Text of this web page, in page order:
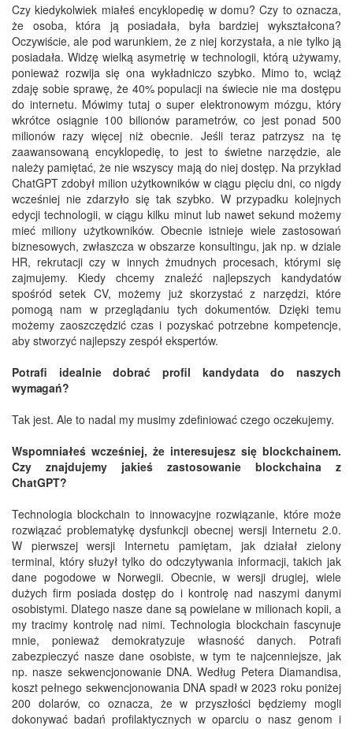
Czy kiedykolwiek miałeś encyklopedię w domu? Czy to oznacza,
że osoba, która ją posiadała, była bardziej wykształcona?
Oczywiście, ale pod warunkiem, że z niej korzystała, a nie tylko ją
posiadała. Widzę wielką asymetrię w technologii, którą używamy,
ponieważ rozwija się ona wykładniczo szybko. Mimo to, wciąż
zdaję sobie sprawę, że 40% populacji na świecie nie ma dostępu
do internetu. Mówimy tutaj o super elektronowym mózgu, który
wkrótce osiągnie 100 bilionów parametrów, co jest ponad 500
milionów razy więcej niż obecnie. Jeśli teraz patrzysz na tę
zaawansowaną encyklopedię, to jest to świetne narzędzie, ale
należy pamiętać, że nie wszyscy mają do niej dostęp. Na przykład
ChatGPT zdobył milion użytkowników w ciągu pięciu dni, co nigdy
wcześniej nie zdarzyło się tak szybko. W przypadku kolejnych
edycji technologii, w ciągu kilku minut lub nawet sekund możemy
mieć miliony użytkowników. Obecnie istnieje wiele zastosowań
biznesowych, zwłaszcza w obszarze konsultingu, jak np. w dziale
HR, rekrutacji czy w innych żmudnych procesach, którymi się
zajmujemy. Kiedy chcemy znaleźć najlepszych kandydatów
spośród setek CV, możemy już skorzystać z narzędzi, które
pomogą nam w przeglądaniu tych dokumentów. Dzięki temu
możemy zaoszczędzić czas i pozyskać potrzebne kompetencje,
aby stworzyć najlepszy zespół ekspertów.
Potrafi idealnie dobrać profil kandydata do naszych
wymagań?
Tak jest. Ale to nadal my musimy zdefiniować czego oczekujemy.
Wspomniałeś wcześniej, że interesujesz się blockchainem.
Czy znajdujemy jakieś zastosowanie blockchaina z
ChatGPT?
Technologia blockchain to innowacyjne rozwiązanie, które może
rozwiązać problematykę dysfunkcji obecnej wersji Internetu 2.0.
W pierwszej wersji Internetu pamiętam, jak działał zielony
terminal, który służył tylko do odczytywania informacji, takich jak
dane pogodowe w Norwegii. Obecnie, w wersji drugiej, wiele
dużych firm posiada dostęp do i kontrolę nad naszymi danymi
osobistymi. Dlatego nasze dane są powielane w milionach kopii, a
my tracimy kontrolę nad nimi. Technologia blockchain fascynuje
mnie, ponieważ demokratyzuje własność danych. Potrafi
zabezpieczyć nasze dane osobiste, w tym te najcenniejsze, jak
np. nasze sekwencjonowanie DNA. Według Petera Diamandisa,
koszt pełnego sekwencjonowania DNA spadł w 2023 roku poniżej
200 dolarów, co oznacza, że w przyszłości będziemy mogli
dokonywać badań profilaktycznych w oparciu o nasz genom i